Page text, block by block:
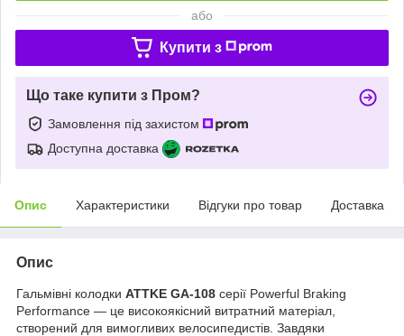
або
Купити з
Що таке купити з Пром?
Замовлення під захистом
Доступна доставка
Опис Характеристики Відгуки про товар Доставка
Опис
Гальмівні колодки ATTKE GA-108 серії Powerful Braking
Performance — це високоякісний витратний матеріал,
створений для вимогливих велосипедистів. Завдяки